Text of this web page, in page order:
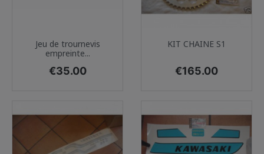
Jeu de trournevis
empreinte...
Price
€35.00
KIT CHAINE S1
Price
€165.00